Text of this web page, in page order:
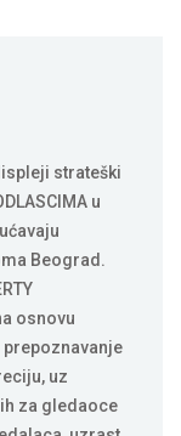
strateški
u
Beograd.
osnovu
uz
za gledaoce